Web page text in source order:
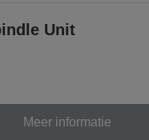
Unit
Meer informatie